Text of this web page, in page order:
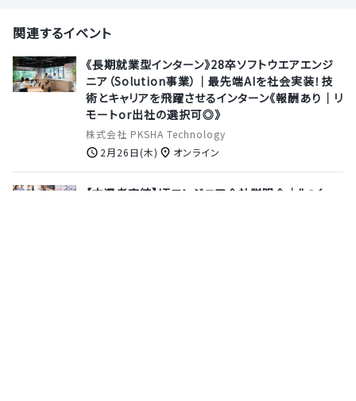
関連するイベント
《長期就業型インターン》28卒ソフトウエアエンジ
ニア（Solution事業）｜最先端AIを社会実装！技
術とキャリアを飛躍させるインターン《報酬あり｜リ
モートor出社の選択可◎》
株式会社 PKSHA Technology
2月26日(木)
オンライン
【本選考直結】ITエンジニア会社説明会｜"つく